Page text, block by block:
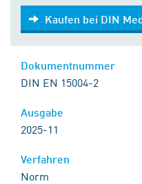
Kaufen bei DIN Media
Kaufen bei DIN
DIN EN 15004-2
2025-11
Norm